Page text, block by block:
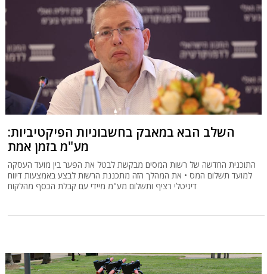
השלב הבא במאבק בחשבוניות הפיקטיביות:
מע"מ בזמן אמת
התוכנית החדשה של רשות המסים מבקשת לבטל את הפער בין מועד העסקה
למועד תשלום המס • את המהלך הזה מתכננת הרשות לבצע באמצעות דיווח
דיגיטלי רציף ותשלום מע"מ מיידי עם קבלת הכסף מהלקוח